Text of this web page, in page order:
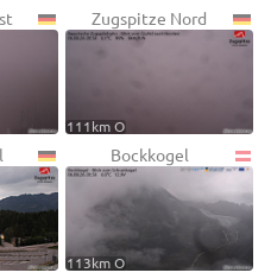
Zugspitze Nord
111km O
Bockkogel
113km O